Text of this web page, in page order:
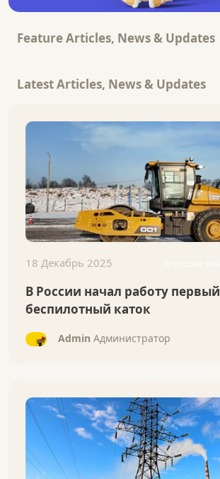
Feature Articles, News & Updates
Latest Articles, News & Updates
18 Декабрь 2025
В России начал работу первый
беспилотный каток
Admin Администратор